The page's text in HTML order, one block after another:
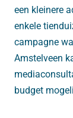
een kleinere
enkele
campagne
Amstelveen
budget